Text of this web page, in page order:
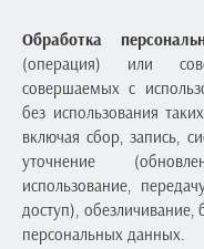
Обработка
(операция) или
совершаемых с
без использования
включая сбор, запись,
уточнение
использование,
доступ),
персональных данных.